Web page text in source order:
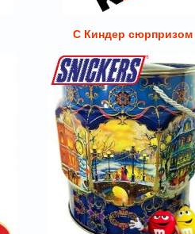
С Киндер сюрпризом